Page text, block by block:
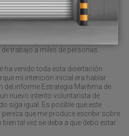
profesionales dentro del mundo
que entendieron y entienden la
a una sociedad que
los detesta. Son profesionales,
arriesgan su dinero, perjudican
trabajo a miles de personas.
ha venido toda esta disertación
mi intención inicial era hablar
del informe Estrategia Marítima de
nuevo intento voluntarista de
siga igual. Es posible que este
que me produce escribir sobre
tal vez se deba a que debo estar